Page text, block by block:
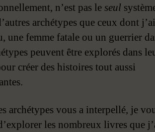
n’est pas leseul
archétypes que ceux dont
une femme fatale ou un guerrier
peuvent être explorés dans
créer des histoires tout aussi
archétypes vous a interpellé, je
les nombreux livres que